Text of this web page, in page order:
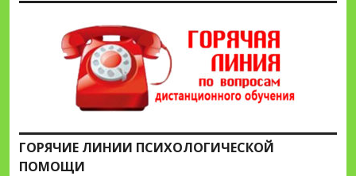
ГОРЯЧИЕ ЛИНИИ ПСИХОЛОГИЧЕСКОЙ
ПОМОЩИ